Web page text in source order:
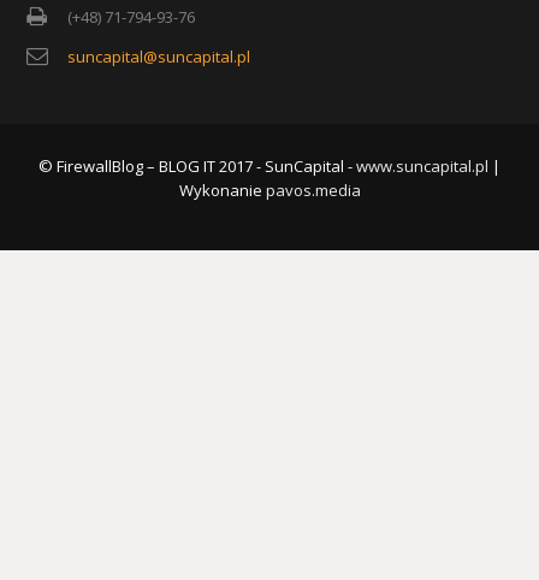
(+48) 71-794-93-76
suncapital@suncapital.pl
© FirewallBlog – BLOG IT 2017 - SunCapital -www.suncapital.pl |
Wykonanie pavos.media